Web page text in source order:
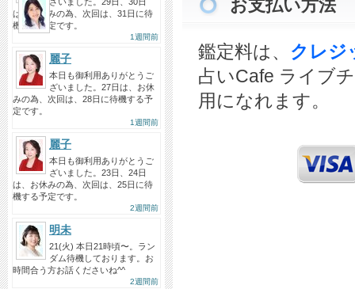
のら先生へ
2026/08/06
ありがとうございました のら先生
の声を聞くとなんだかワクゾワ...
投稿者：芍薬
は、お休みの為、次回は、31日に待
機する予定です。
1週間前
麗子
本日も御利用ありがとうご
ざいました。27日は、お休
みの為、次回は、28日に待機する予
定です。
1週間前
麗子
本日も御利用ありがとうご
ざいました。23日、24日
は、お休みの為、次回は、25日に待
機する予定です。
2週間前
明未
21(火) 本日21時頃〜。ラン
ダム待機しております。お
時間合う方お話くださいね^^
2週間前
お支払い方法
鑑定料は、 クレジ
占いCafe ライブ
用になれます。